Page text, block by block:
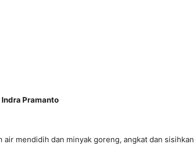
Indra Pramanto
air mendidih dan minyak goreng, angkat dan sisihkan